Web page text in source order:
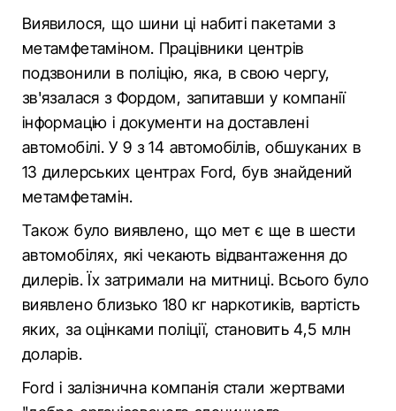
Виявилося, що шини ці набиті пакетами з
метамфетаміном. Працівники центрів
подзвонили в поліцію, яка, в свою чергу,
зв'язалася з Фордом, запитавши у компанії
інформацію і документи на доставлені
автомобілі. У 9 з 14 автомобілів, обшуканих в
13 дилерських центрах Ford, був знайдений
метамфетамін.
Також було виявлено, що мет є ще в шести
автомобілях, які чекають відвантаження до
дилерів. Їх затримали на митниці. Всього було
виявлено близько 180 кг наркотиків, вартість
яких, за оцінками поліції, становить 4,5 млн
доларів.
Ford і залізнична компанія стали жертвами